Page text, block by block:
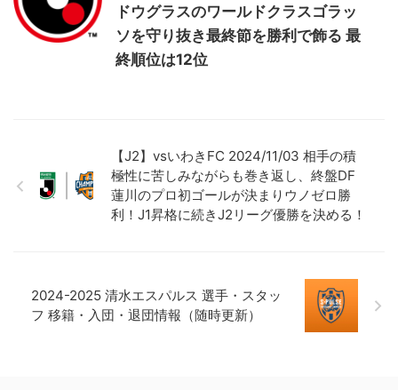
ドウグラスのワールドクラスゴラッ
ソを守り抜き最終節を勝利で飾る 最
終順位は12位
【J2】vsいわきFC 2024/11/03 相手の積
極性に苦しみながらも巻き返し、終盤DF
蓮川のプロ初ゴールが決まりウノゼロ勝
利！J1昇格に続きJ2リーグ優勝を決める！
2024-2025 清水エスパルス 選手・スタッ
フ 移籍・入団・退団情報（随時更新）